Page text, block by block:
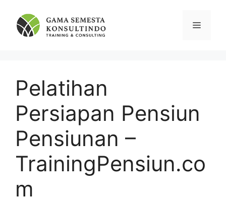
content
Menu
Pelatihan
Persiapan Pensiun
Pensiunan –
TrainingPensiun.co
m